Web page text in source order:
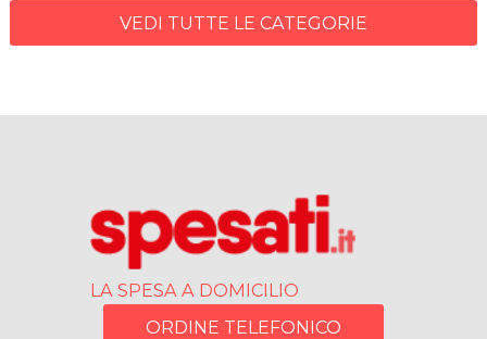
VEDI TUTTE LE CATEGORIE
LA SPESA A DOMICILIO
ORDINE TELEFONICO